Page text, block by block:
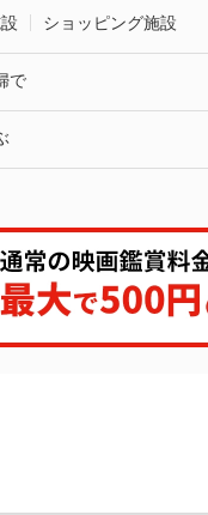
ショッピング施設
で